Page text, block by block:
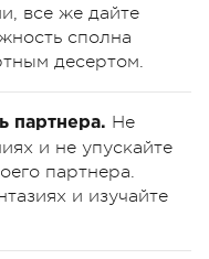
все же дайте
сполна
десертом.
партнера. Не
и не упускайте
партнера.
и изучайте